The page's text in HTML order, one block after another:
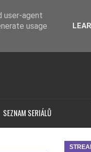
SEZNAM SERIÁLŮ
user-agent
usage